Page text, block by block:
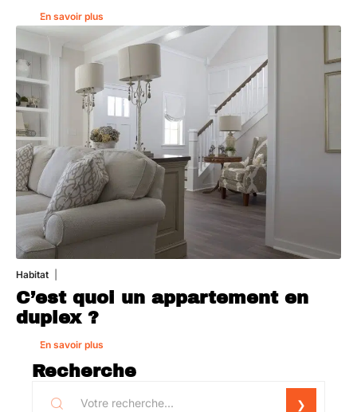
En savoir plus
Habitat
C’est quoi un appartement en
duplex ?
En savoir plus
Recherche